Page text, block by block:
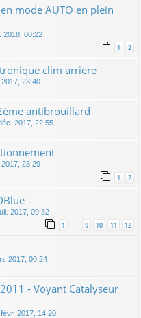
mode AUTO en plein
2018, 08:22
1 2
clim arriere
23:40
antibrouillard
2017, 22:55
2017, 23:29
1 2
2017, 09:32
1 9 10 11 12
2017, 00:24
- Voyant Catalyseur
févr. 2017, 14:20